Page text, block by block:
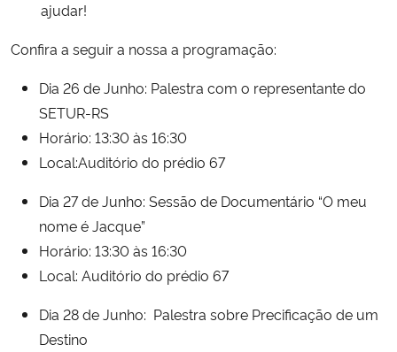
ajudar!
Confira a seguir a nossa a programação:
Dia 26 de Junho: Palestra com o representante do
SETUR-RS
Horário: 13:30 às 16:30
Local:Auditório do prédio 67
Dia 27 de Junho: Sessão de Documentário “O meu
nome é Jacque”
Horário: 13:30 às 16:30
Local: Auditório do prédio 67
Dia 28 de Junho: Palestra sobre Precificação de um
Destino